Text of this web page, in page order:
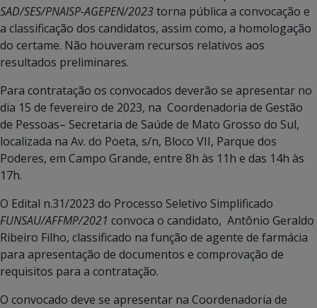
SAD/SES/PNAISP-AGEPEN/2023torna pública a convocação e
a classificação dos candidatos, assim como, a homologação
do certame. Não houveram recursos relativos aos
resultados preliminares.
Para contratação os convocados deverão se apresentar no
dia 15 de fevereiro de 2023, na Coordenadoria de Gestão
de Pessoas– Secretaria de Saúde de Mato Grosso do Sul,
localizada na Av. do Poeta, s/n, Bloco VII, Parque dos
Poderes, em Campo Grande, entre 8h às 11h e das 14h às
17h.
O Edital n.31/2023 do Processo Seletivo Simplificado
FUNSAU/AFFMP/2021 convoca o candidato, Antônio Geraldo
Ribeiro Filho, classificado na função de agente de farmácia
para apresentação de documentos e comprovação de
requisitos para a contratação.
O convocado deve se apresentar na Coordenadoria de